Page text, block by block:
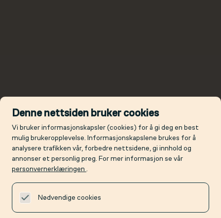
Denne nettsiden bruker cookies
Vi bruker informasjonskapsler (cookies) for å gi deg en best
mulig brukeropplevelse. Informasjonskapslene brukes for å
analysere trafikken vår, forbedre nettsidene, gi innhold og
annonser et personlig preg. For mer informasjon se vår
personvernerklæringen .
Nødvendige cookies